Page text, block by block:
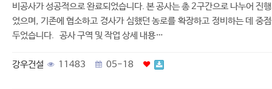
비공사가 성공적으로 완료되었습니다. 본 공사는 총 2구간으로 나누어 진
었으며, 기존에 협소하고 경사가 심했던 농로를 확장하고 정비하는 데 중
두었습니다. 공사 구역 및 작업 상세 내용…
강우건설 11483 05-18